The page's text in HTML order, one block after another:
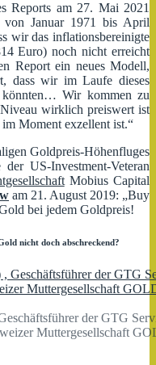
Reports am 27. Mai 2021
von Januar 1971 bis April
wir das inflationsbereinigte
Euro) noch nicht erreicht
Report ein neues Modell,
dass wir im Laufe dieses
könnten… Wir kommen zu
wirklich preiswert ist
Moment exzellent ist.“
Goldpreis-Höhenfluges
US-Investment-Veteran
Mobius Capital
am 21. August 2019: „Buy
bei jedem Goldpreis!
nicht doch abschreckend?
der GTG
Muttergesellschaft